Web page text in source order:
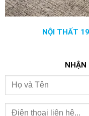
NỘI THẤT
NHẬN